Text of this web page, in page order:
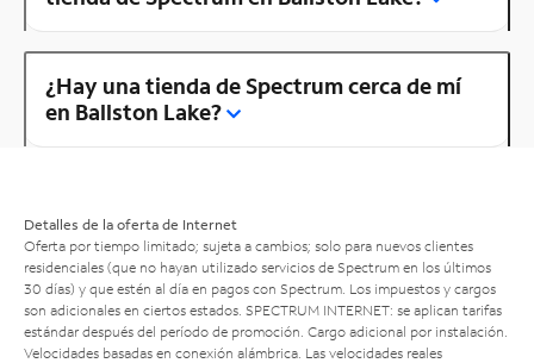
¿Hay una tienda de Spectrum cerca de mí
en Ballston Lake?
Detalles de la oferta de Internet
Oferta por tiempo limitado; sujeta a cambios; solo para nuevos clientes
residenciales (que no hayan utilizado servicios de Spectrum en los últimos
30 días) y que estén al día en pagos con Spectrum. Los impuestos y cargos
son adicionales en ciertos estados. SPECTRUM INTERNET: se aplican tarifas
estándar después del período de promoción. Cargo adicional por instalación.
Velocidades basadas en conexión alámbrica. Las velocidades reales